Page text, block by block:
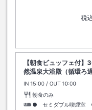
税
【朝食ビュッフェ付
然温泉大浴殿（循環ろ
IN チェックイン
15:00 / OUT チェックア
10:00
朝食のみ
● セミダブル喫煙室